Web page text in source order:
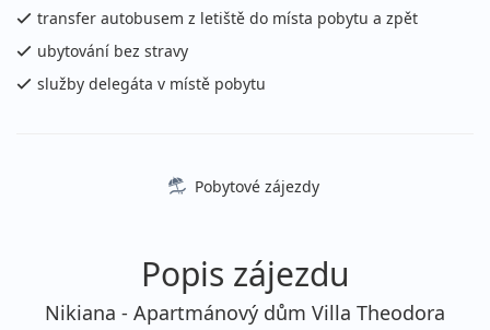
15.08. - 22.08.2026
sobota - sobota
vlastní
20 241 Kč
letecky (Praha)
15.08. - 26.08.2026
sobota - středa
vlastní
letecky (Vídeň)
transfer autobusem z letiště do místa pobytu a zpět
ubytování bez stravy
služby delegáta v místě pobytu
Pobytové zájezdy
Popis zájezdu
Nikiana - Apartmánový dům Villa Theodora